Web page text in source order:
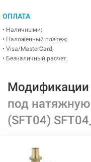
ОПЛАТА
• Наличными;
• Наложенный платеж;
• Visa/MasterCard;
• Безналичный расчет.
Модификации
под
(SFT04)